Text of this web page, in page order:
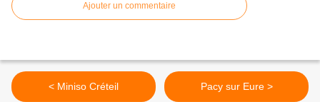
Ajouter un commentaire
< Miniso Créteil Pacy sur Eure >